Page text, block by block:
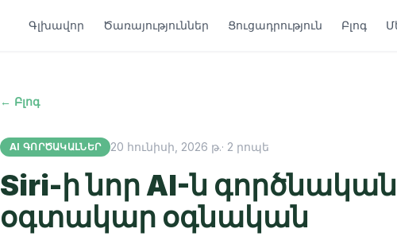
Գլխավոր Ծառայություններ Ցուցադրություն Բլոգ
← Բլոգ
AI ԳՈՐԾԱԿԱԼՆԵՐ 20 հունիսի, 2026 թ.· 2 րոպե
Siri-ի նոր AI-ն
օգտակար օգնական